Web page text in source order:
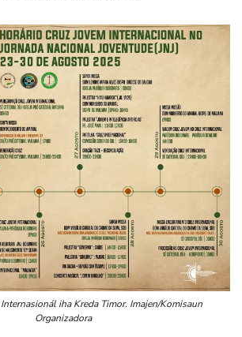
iha Kreda Timor. Imajen/Komisaun
Organizadora